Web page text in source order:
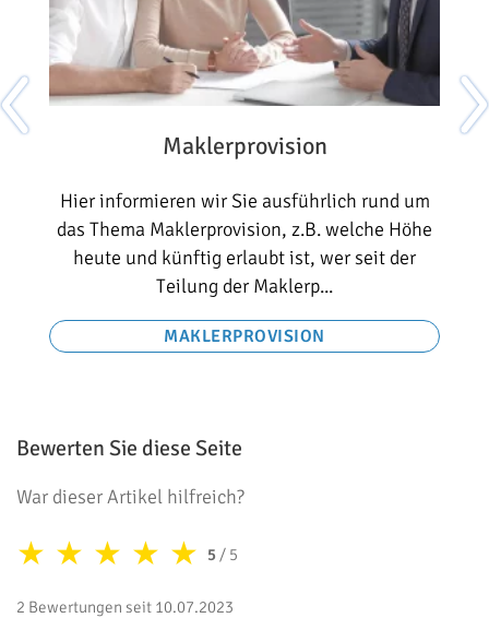
Maklerprovision
Hier informieren wir Sie ausführlich rund um
das Thema Maklerprovision, z.B. welche Höhe
heute und künftig erlaubt ist, wer seit der
Teilung der Maklerp...
MAKLERPROVISION
Bewerten Sie diese Seite
War dieser Artikel hilfreich?
★
★
★
★
★ 5 / 5
2 Bewertungen seit 10.07.2023